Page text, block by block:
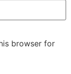
browser for